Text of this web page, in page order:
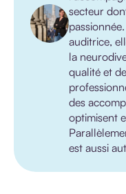
secteur
auditrice,
la
qualité et
des
optimisent
est aussi